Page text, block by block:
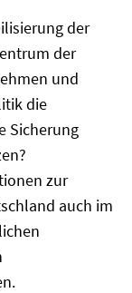
der
der
und
die
Sicherung
zur
auch im